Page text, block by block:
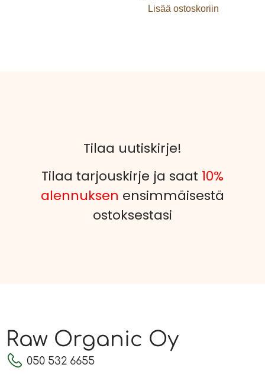
Lisää ostoskoriin
Tilaa uutiskirje!
Tilaa tarjouskirje ja saat 10%
alennuksen ensimmäisestä
ostoksestasi
Raw Organic Oy
050 532 6655